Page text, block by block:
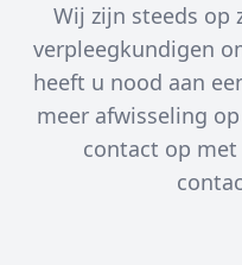
Wij zijn steeds op
verpleegkundigen
heeft u nood aan
meer afwisseling
contact op